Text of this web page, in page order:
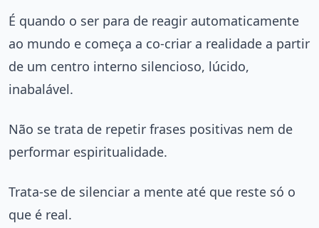
É quando o ser para de reagir automaticamente
ao mundo e começa a co-criar a realidade a partir
de um centro interno silencioso, lúcido,
inabalável.
Não se trata de repetir frases positivas nem de
performar espiritualidade.
Trata-se de silenciar a mente até que reste só o
que é real.